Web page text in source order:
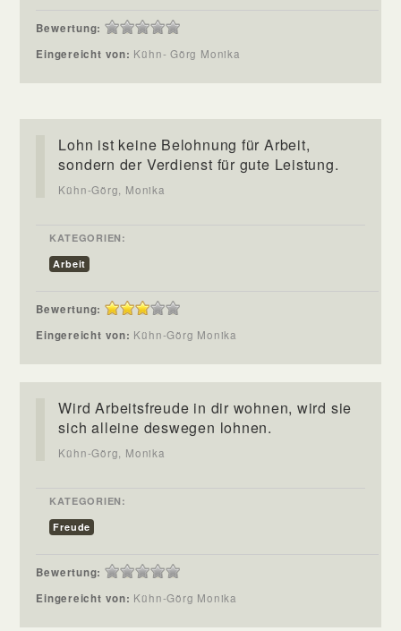
Bewertung:
Eingereicht von: Kühn- Görg Monika
Lohn ist keine Belohnung für Arbeit,
sondern der Verdienst für gute Leistung.
Kühn-Görg, Monika
KATEGORIEN:
Arbeit
Bewertung:
Eingereicht von: Kühn-Görg Monika
Wird Arbeitsfreude in dir wohnen, wird sie
sich alleine deswegen lohnen.
Kühn-Görg, Monika
KATEGORIEN:
Freude
Bewertung:
Eingereicht von: Kühn-Görg Monika